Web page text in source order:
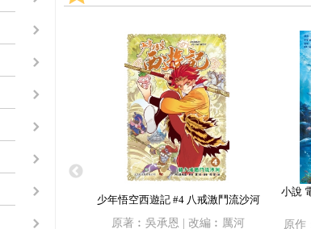
少年悟空西遊記 #4 八戒激鬥流沙河
原著︰吳承恩 | 改編︰厲河
小說
原作